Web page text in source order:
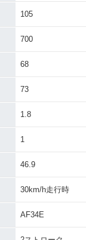
105
700
68
73
1.8
1
46.9
30km/h走行時
AF34E